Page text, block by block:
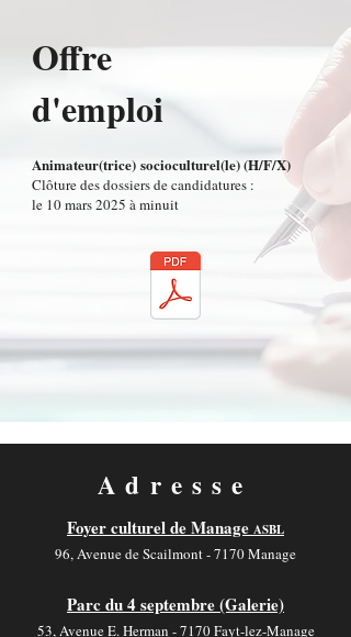
Offre
d'emploi
Animateur(trice) socioculturel(le)(H/F/X)
Clôture des dossiers de candidatures :
le 10 mars 2025 à minuit
Adresse
Foyer culturel de Manage ASBL
96, Avenue de Scailmont - 7170 Manage
Parc du 4 septembre (Galerie)
53, Avenue E. Herman - 7170 Fayt-lez-Manage